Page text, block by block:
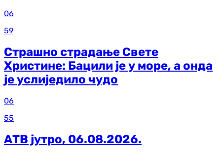
06
59
Страшно страдање Свете
Христине: Бацили је у море, а онда
је услиједило чудо
06
55
АТВ јутро, 06.08.2026.